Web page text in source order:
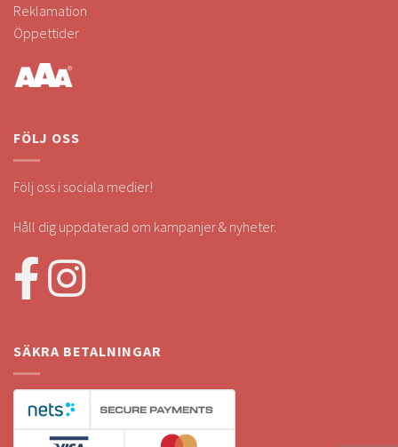
Reklamation
Öppettider
FÖLJ OSS
Följ oss i sociala medier!
Håll dig uppdaterad om kampanjer & nyheter.
SÄKRA BETALNINGAR